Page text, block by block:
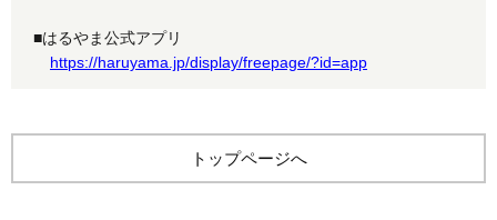
■はるやま公式アプリ
https://haruyama.jp/display/freepage/?id=app
トップページへ